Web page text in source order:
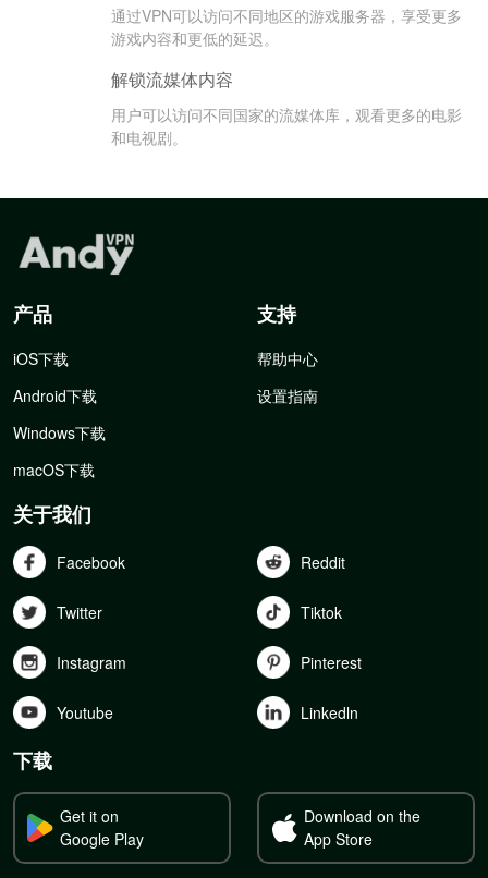
通过VPN可以访问不同地区的游戏服务器，享受更多
游戏内容和更低的延迟。
解锁流媒体内容
用户可以访问不同国家的流媒体库，观看更多的电影
和电视剧。
产品
iOS下载
Android下载
Windows下载
macOS下载
支持
帮助中心
设置指南
关于我们
Facebook Reddit
Twitter Tiktok
Instagram Pinterest
Youtube Linkedln
下载
Get it on
Google Play
Download on the
App Store